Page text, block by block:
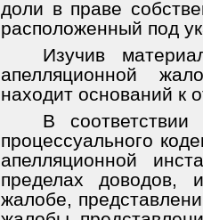
доли в праве
расположенный под
Изучив
апелляционной
находит оснований к
В
процессуального
апелляционной
пределах доводов,
жалобе,